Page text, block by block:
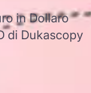
in Dollaro
di Dukascopy